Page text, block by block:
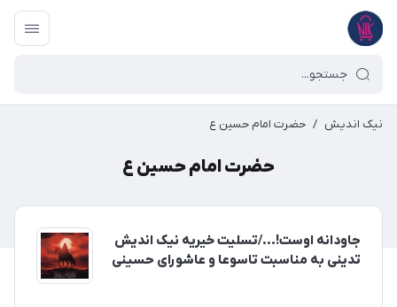
نیک اندیش / حضرت امام حسین ع
حضرت امام حسین ع
جاودانه اوست!.../تسلیت خیریه نیک اندیش
تدینی به مناسبت تاسوعا و عاشورای حسینی